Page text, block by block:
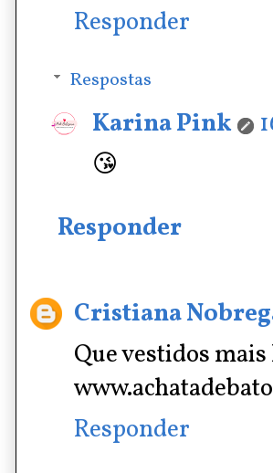
Responder
Respostas
Karina Pink
😘
Responder
Cristiana
Que vestidos
Responder